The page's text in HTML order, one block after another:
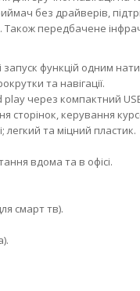
без драйверів,
Також передбачене
функцій одним
та навігації.
play через компактний
сторінок, керування
та міцний пластик.
вдома та в офісі.
смарт тв).